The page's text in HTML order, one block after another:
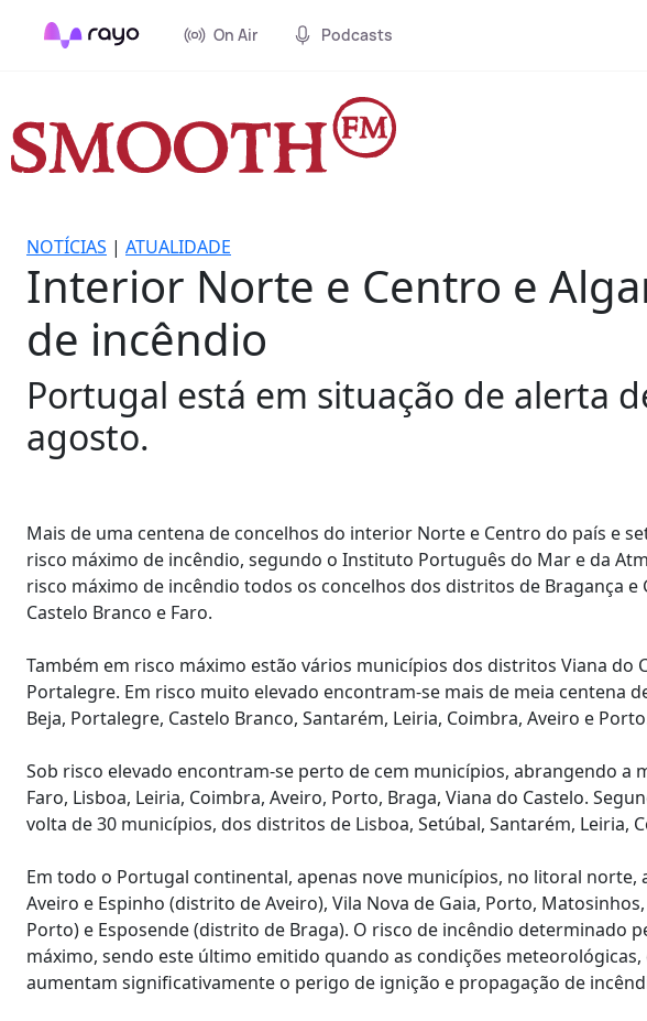
On Air Podcasts
NOTÍCIAS | ATUALIDADE
Interior Norte e Centro e
de incêndio
Portugal está em situação de alerta
agosto.
Mais de uma centena de concelhos do interior Norte e Centro do país e
risco máximo de incêndio, segundo o Instituto Português do Mar e da
risco máximo de incêndio todos os concelhos dos distritos de Bragança e
Castelo Branco e Faro.
Também em risco máximo estão vários municípios dos distritos Viana do
Portalegre. Em risco muito elevado encontram-se mais de meia centena
Beja, Portalegre, Castelo Branco, Santarém, Leiria, Coimbra, Aveiro e
Sob risco elevado encontram-se perto de cem municípios, abrangendo a
Faro, Lisboa, Leiria, Coimbra, Aveiro, Porto, Braga, Viana do Castelo.
volta de 30 municípios, dos distritos de Lisboa, Setúbal, Santarém, Leiria,
Em todo o Portugal continental, apenas nove municípios, no litoral
Aveiro e Espinho (distrito de Aveiro), Vila Nova de Gaia, Porto,
Porto) e Esposende (distrito de Braga). O risco de incêndio determinado
máximo, sendo este último emitido quando as condições
aumentam significativamente o perigo de ignição e propagação de